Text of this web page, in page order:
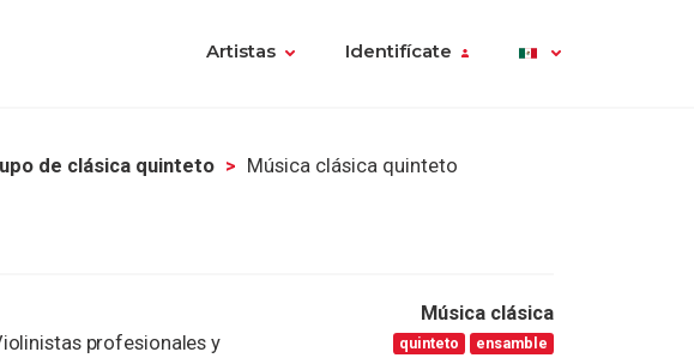
Artistas Identifícate
de clásica quinteto Música clásica quinteto
profesionales y
Música clásica
quinteto ensamble